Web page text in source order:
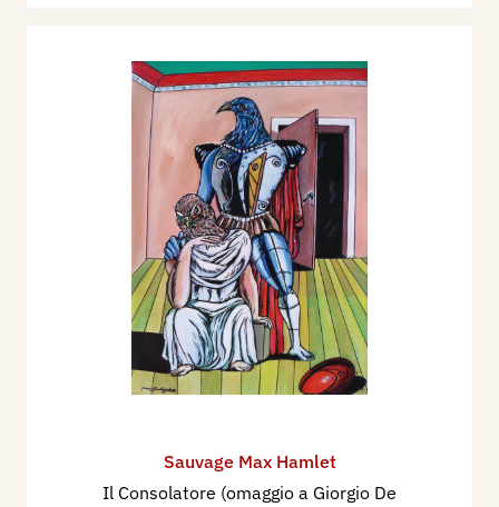
Sauvage Max Hamlet
Il Consolatore (omaggio a Giorgio De